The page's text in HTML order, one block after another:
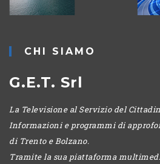
CHI SIAMO
G.E.T. Srl
La Televisione al Servizio del
Informazioni e programmi di
di Trento e Bolzano.
Tramite la sua piattaforma